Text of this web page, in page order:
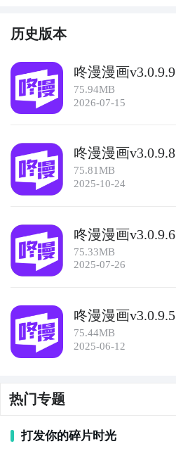
历史版本
咚漫漫画v3.0.9.9
75.94MB
2026-07-15
咚漫漫画v3.0.9.8
75.81MB
2025-10-24
咚漫漫画v3.0.9.6
75.33MB
2025-07-26
咚漫漫画v3.0.9.5
75.44MB
2025-06-12
热门专题
打发你的碎片时光